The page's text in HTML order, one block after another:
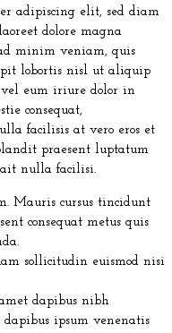
adipiscing elit, sed diam
dolore magna
minim veniam, quis
lobortis nisl ut aliquip
vel eum iriure dolor in
consequat,
facilisis at vero eros et
praesent luptatum
nulla facilisi.
Mauris cursus tincidunt
consequat metus quis
sollicitudin euismod nisi
dapibus nibh
ipsum venenatis